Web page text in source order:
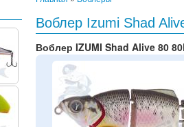
Воблер Izumi Shad
Воблер IZUMI Shad Alive 80